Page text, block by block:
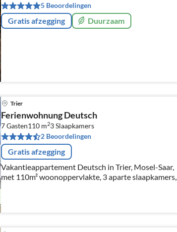
5 Beoordelingen
Gratis afzegging Duurzaam
Trier
Ferienwohnung Deutsch
7 Gasten110 m23Slaapkamers
2 Beoordelingen
Gratis afzegging
Vakantieappartement Deutsch in Trier, Mosel-Saar,
met 110m² woonoppervlakte, 3 aparte slaapkamers,
plaats voor 7 personen.